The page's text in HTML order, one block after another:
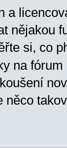
a
nějakou
si, co
na
něco